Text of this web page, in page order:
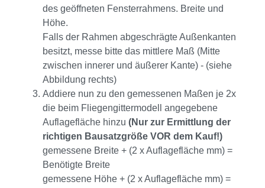
des geöffneten Fensterrahmens. Breite und
Höhe.
Falls der Rahmen abgeschrägte Außenkanten
besitzt, messe bitte das mittlere Maß (Mitte
zwischen innerer und äußerer Kante) - (siehe
Abbildung rechts)
Addiere nun zu den gemessenen Maßen je 2x
die beim Fliegengittermodell angegebene
Auflagefläche hinzu (Nur zur Ermittlung der
richtigen Bausatzgröße VOR dem Kauf!)
gemessene Breite + (2 x Auflagefläche mm) =
Benötigte Breite
gemessene Höhe + (2 x Auflagefläche mm) =